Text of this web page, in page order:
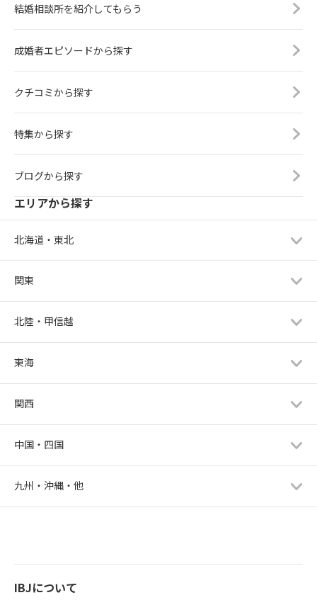
結婚相談所を紹介してもらう
成婚者エピソードから探す
クチコミから探す
特集から探す
ブログから探す
エリアから探す
北海道・東北
関東
北陸・甲信越
東海
関西
中国・四国
九州・沖縄・他
IBJについて